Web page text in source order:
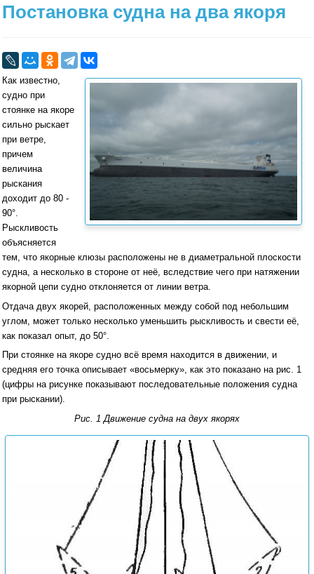
Постановка судна на два якоря
Как известно,
судно при
стоянке на якоре
сильно рыскает
при ветре,
причем
величина
рыскания
доходит до 80 -
90°.
Рыскливость
объясняется
тем, что якорные клюзы расположены не в диаметральной плоскости
судна, а несколько в стороне от неё, вследствие чего при натяжении
якорной цепи судно отклоняется от линии ветра.
Отдача двух якорей, расположенных между собой под небольшим
углом, может только несколько уменьшить рыскливость и свести её,
как показал опыт, до 50°.
При стоянке на якоре судно всё время находится в движении, и
средняя его точка описывает «восьмерку», как это показано на рис. 1
(цифры на рисунке показывают последовательные положения судна
при рыскании).
Рис. 1 Движение судна на двух якорях